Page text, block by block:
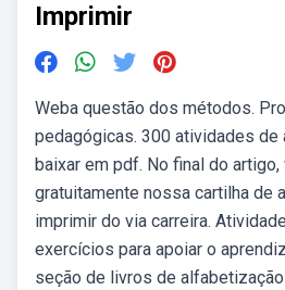
Imprimir
Weba questão dos métodos.
pedagógicas. 300 atividades de
baixar em pdf. No final do artigo,
gratuitamente nossa cartilha de
imprimir do via carreira.
exercícios para apoiar o
seção de livros de